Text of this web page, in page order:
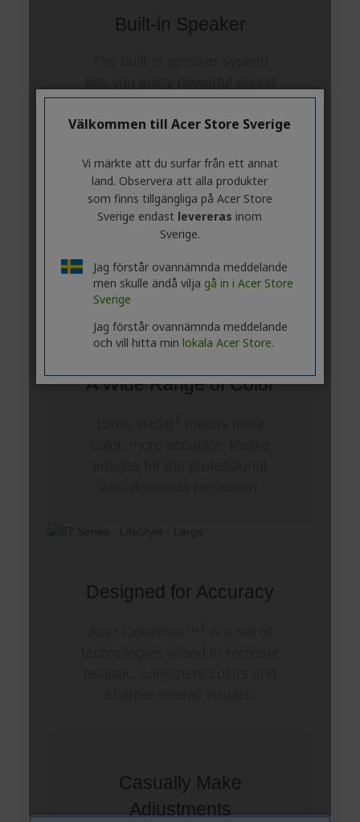
Välkommen till Acer Store Sverige
Vi märkte att du surfar från ett annat
land. Observera att alla produkter
som finns tillgängliga på Acer Store
Sverige endast levereras inom
Sverige.
Jag förstår ovannämnda meddelande
men skulle ändå vilja gå in i Acer Store
Sverige
Jag förstår ovannämnda meddelande
och vill hitta min lokala Acer Store.